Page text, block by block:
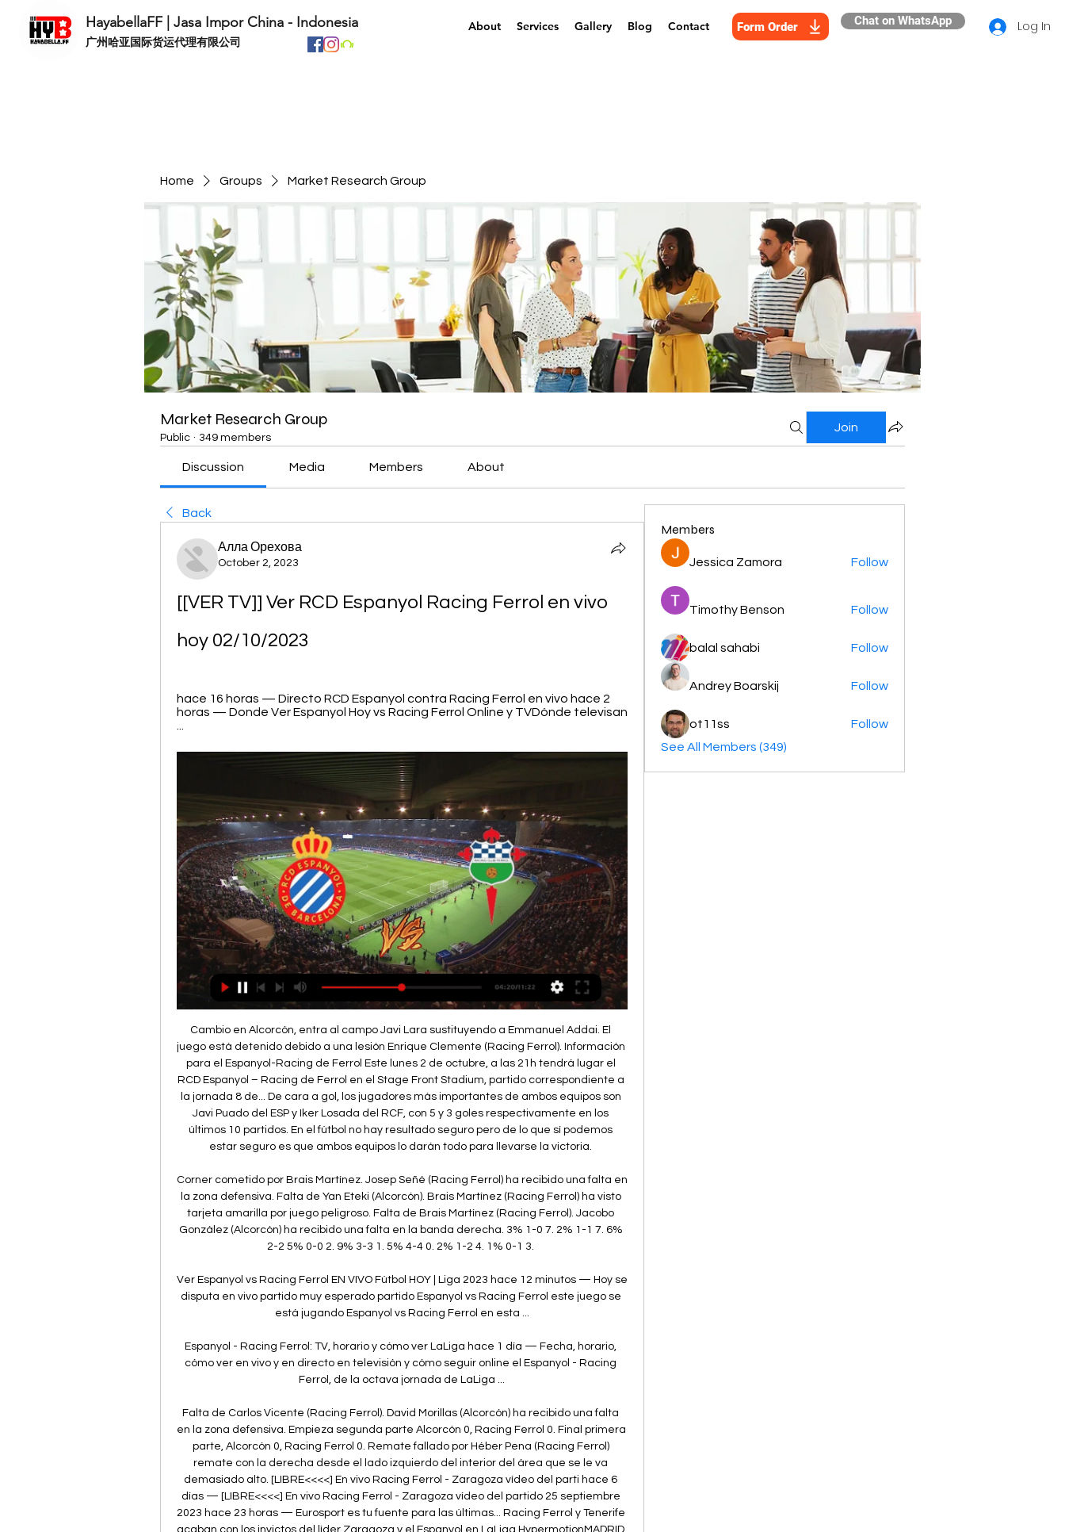
HayabellaFF | Jasa Impor China - Indonesia
​广州哈亚国际货运代理有限公司
About Services Gallery Blog Contact Form Order Chat on WhatsApp Log In
Home Groups Market Research Group
Market Research Group
Public · 349 members
Join
Discussion Media Members About
Back
Алла Орехова
October 2, 2023
[[VER TV]] Ver RCD Espanyol Racing Ferrol en vivo
hoy 02/10/2023
hace 16 horas — Directo RCD Espanyol contra Racing Ferrol en vivo hace 2
horas — Donde Ver Espanyol Hoy vs Racing Ferrol Online y TVDónde televisan
Cambio en Alcorcón, entra al campo Javi Lara sustituyendo a Emmanuel Addai. El juego está detenido debido a una lesión Enrique Clemente (Racing Ferrol). Información para el Espanyol-Racing de Ferrol Este lunes 2 de octubre, a las 21h tendrá lugar el RCD Espanyol – Racing de Ferrol en el Stage Front Stadium, partido correspondiente a la jornada 8 de... De cara a gol, los jugadores más importantes de ambos equipos son Javi Puado del ESP y Iker Losada del RCF, con 5 y 3 goles respectivamente en los últimos 10 partidos. En el fútbol no hay resultado seguro pero de lo que sí podemos estar seguro es que ambos equipos lo darán todo para llevarse la victoria. 

Corner cometido por Brais Martínez. Josep Señé (Racing Ferrol) ha recibido una falta en la zona defensiva. Falta de Yan Eteki (Alcorcón). Brais Martínez (Racing Ferrol) ha visto tarjeta amarilla por juego peligroso. Falta de Brais Martínez (Racing Ferrol). Jacobo González (Alcorcón) ha recibido una falta en la banda derecha. 3% 1-0 7. 2% 1-1 7. 6% 2-2 5% 0-0 2. 9% 3-3 1. 5% 4-4 0. 2% 1-2 4. 1% 0-1 3. 

Ver Espanyol vs Racing Ferrol EN VIVO Fútbol HOY | Liga 2023 hace 12 minutos — Hoy se disputa en vivo partido muy esperado partido Espanyol vs Racing Ferrol este juego se está jugando Espanyol vs Racing Ferrol en esta ...

Espanyol - Racing Ferrol: TV, horario y cómo ver LaLiga hace 1 día — Fecha, horario, cómo ver en vivo y en directo en televisión y cómo seguir online el Espanyol - Racing Ferrol, de la octava jornada de LaLiga ...

Falta de Carlos Vicente (Racing Ferrol). David Morillas (Alcorcón) ha recibido una falta en la zona defensiva. Empieza segunda parte Alcorcón 0, Racing Ferrol 0. Final primera parte, Alcorcón 0, Racing Ferrol 0. Remate fallado por Héber Pena (Racing Ferrol) remate con la derecha desde el lado izquierdo del interior del área que se le va demasiado alto. [LIBRE<<<<] En vivo Racing Ferrol - Zaragoza vídeo del parti hace 6 días — [LIBRE<<<<] En vivo Racing Ferrol - Zaragoza vídeo del partido 25 septiembre 2023 hace 23 horas — Eurosport es tu fuente para las últimas... Racing Ferrol y Tenerife acaban con los invictos del líder Zaragoza y el Espanyol en LaLiga HypermotionMADRID, 25 Sep. 

(((TRANSMISIÓN EN VIVO@))) Espanyol contra Racing Ferrol hace 18 horas — El encuentro se podrá seguir en vivo y en directo en España por LaLiga TV Hypermotion y Amazon Prime Video (puedes probar un mes gratis haciendo ...

Espanyol vs Racing de Ferrol | Partido en Directo ¿A qué hora y en qué canal puedo ver el partido entre Espanyol et Racing de Ferrol? ¿Cuál es el árbitro del partido Espanyol Racing de Ferrol? Alejandro ...

Racing de Ferrol en vivo, resultados H2H - Espanyol Espanyol Racing de Ferrol marcadores en directo (y ver en vivo gratis video streaming en directo) comienza el 2 oct 2023 a las 19:00 (Hora UTC) en RCDE ...

▶️ Espanyol vs Racing Ferrol - en vivo ver partido online hace 17 horas — ¿Sabías que RCD Espanyol Barcelona marca un 36% de sus goles entre los minutos 46-60? RCD Espanyol Barcelona no ha perdido un encuentro de los últimos 6. RCD ...

Charity projects and communitty support - Work Travel Agency hace 8 horas — Puedes hacer clic en cualquier jugador de la lista en la página del equipo y ver Espanyol vs Racing de Ferrol En vivo. Próximo partido.

10. 2023 en directo - livescore, historial de enfrentamientos (H2H), últimos resultados y más... Remate fallado por Chiki (Alcorcón) remate de cabeza desde el centro del área el balón se pierde por el lado derecho de la portería. Asistencia de David Morillas con un centro al área. Sabin Merino (Racing Ferrol) ha recibido una falta en la zona defensiva. Falta de Javi Castro (Alcorcón). Remate rechazado de Jacobo González (Alcorcón) remate con la izquierda desde fuera del área. Asistencia de Yan Eteki. Espanyol - Racing Ferrol: TV, horario y cómo ver LaLiga Hypermotion onlineEspanyol y Racing de Ferrol cierran la octava jornada de la competición de plata del fútbol español en un duelo de altos vuelos. 

[[Deporte<<<<]>>>] Espanyol contra Racing Ferrol en vivo y e hace 18 horas — Partido Espanyol vs Racing Club Ferrol - LaLiga 2 (9/30/2023): Marcador en vivo, retransmisión, estadísticas y resultados directos en ...

(EUROPA PRESS) - El Real Zaragoza no pudo mantener su diferencia en el liderato de LaLiga Hypermotion 2023-2024 después de caer por 1-0 en su visita al Racing Ferrol, mientras que el RCD Espanyol perdió en su visita al Tenerife (1-0) por culpa de un grave error de Fernando Pacheco y cedió su puesto de ascenso directo, en los partidos que cerraron este lunes la séptima jornada del campeonato. 

Cambio en Alcorcón, entra al campo Dyego Sousa sustituyendo a Koldo Obieta. Falta de Koldo Obieta (Alcorcón). Koldo Obieta (Alcorcón) ha visto tarjeta amarilla por juego peligroso. Enrique Clemente (Racing Ferrol) ha recibido una falta en la zona defensiva. El juego está detenido debido a una lesión Koldo Obieta (Alcorcón). 

Racing de Ferrol: marcadores en directo, resultados y La página del Racing de Ferrol en Flashscore.es ofrece marcadores en directo, resultados, clasificaciones y detalles de los partidos (goleadores, tarjetas, ...

Los pericos, destinados a ser uno de los grandes favoritos al ascenso a LaLiga EA Sports, no han tenido un inicio soñado y son cuartos en la clasificación, con 14 puntos, a dos del líder, el Zaragoza. El equipo de Luis García sabe que una de las opciones clave para el tan ansiado ascenso pasa por hacer del feudo blanquiazul un fortín. Precisamente allí, el Espanyol aún no sabe lo que es perder, aunque llega al duelo tras no lograr el triunfo en los dos últimos encuentros (empate ante el Eldense y derrota por la mínima ante el Tenerife). Distinta situación en los ferrolanos. 

Decisión del VAR: Penalti Alcorcón. Yan Eteki (Alcorcón) ha visto tarjeta amarilla por juego peligroso. Penalti cometido por Enrique Clemente (Racing Ferrol) con una mano dentro del área. Asistencia de Jesús Bernal. Falta de Fran Manzanara (Racing Ferrol). Víctor García (Alcorcón) ha recibido una falta en la banda derecha. Cambio en Alcorcón, entra al campo Juan Artola sustituyendo a Jacobo González. 

Horario y dónde ver el RCD Espanyol – Racing de Ferrol hace 14 horas — Te explicamos cómo ver el partido entre el RCD Espanyol y Racing de Ferrol: se podrá seguir por televisión en directo a través de LaLiga TV M2, Amazon Prime ...

[HOY] Directo RCD Espanyol-Racing Ferrol hoy 2 octubre hace 18 horas — La página del Racing de Ferrol en Flashscore.es ofrece marcadores en directo, resultados, clasificaciones y detalles de los partidos ...

es proporciona marcadores en directo del Espanyol, resultados parciales y finales, clasificaciones y detalles de los partidos (goleadores, tarjetas, comparación de cuotas, etc. ). Además de los resultados del Espanyol, en Flashscore. Apuestas Espanyol vs Racing Ferrol | Cuotas y Pronósticos Por la victoria del equipo Racing Ferrol la mejor cuota la encontramos en Efbet a 5. 60. 

El conjunto zaragocista ha visto frenado su gran arranque de temporada y encajó en A Malata su primera derrota, que unido al empate del anterior fin de semana en La Romareda, ha permitido que el resto de rivales se le acerque, aunque sigue en cabeza. El recién ascendido Racing Ferrol demostró que quiere hacer de su estadio un fortín, donde está invicto y sólo ha encajado dos goles en tres choques, para no pasar apuros y firmó un sólido partido para detener a los de Fran Escribá, incapaces de replicar el gol de Álvaro Giménez a la hora de juego. Así ha sido el Levante 1 - 4 Espanyol: resumen, resultado y 11 sept 2023 — Revive aquí el minuto a minuto del partido de fútbol de la Jornada 5 de LaLiga Hypermotion, que ha enfrentado a Levante y Espanyol en el... RCD Espanyol de Barcelona vs Racing Club Ferrol PARTIDOS; 7, JUGADOS; 4, GANADOS; 1, PERDIDOS; 2, EMPATADOS... Remate rechazado de Jean-Sylvain Babin (Alcorcón) remate de cabeza desde el centro del área. 

Detalles del partido. Partido: Espanyol vs Racing Ferrol; Fecha: 02/10/... (HOY*) Hoy RCD Espanyol contra Racing Ferrol en directo 2 oc hace 3 horas — (VER EN VIVO==) Real Zaragoza vs Mirandés vídeo del partido hace 21 horas — Espanyol - Racing Ferrol Lunes - 21:00 G. Segunda División 2023... Falta de Josep Señé (Racing Ferrol). Yan Eteki (Alcorcón) ha recibido una falta en la zona defensiva. Jon García (Racing Ferrol) ha recibido una falta en la zona defensiva. Falta de Chiki (Alcorcón). ¡Penalti fallado! Chiki (Alcorcón) ha desperdiciado una ocasión inmejorable de anotar, remate con la derecha parado alto y por el centro de la portería. 

[[en vivo ver partido#]] Hoy RCD Espanyol Racing Ferrol en d hace 18 horas — [en vivo ver partido#]] Hoy RCD Espanyol Racing Ferrol en directo 2 octubre 2023 Todos los partidos de Fútbol del RCD Espanyol.

1% 2-3 1. 8% 0-2 1. 6% 1-3 1. 4% Previa Espanyol vs Racing Ferrol La jornada 8 de la LaLiga SmartBank que jugarán Espanyol y Racing Ferrol tendrá lugar el lunes, 02 octubre a las 21:00 en el estadio RCDE Stadium del Espanyol. Los dos llegarán en busca de los 3 puntos que supondrá ganar el partido. Espanyol llega a este partido tras perder contra el Tenerife, mientras que el Racing Ferrol llega tras ganar contra el Real Zaragoza lo que no impedirá que ambos equipos lleguen con ganas de victoria. Un total de 2 puntos separan al Espanyol del Racing Ferrol, estando el ESP en la 4 posición de la tabla, a 3 posiciones del RCF que está en la posición ª. 

Espanyol Racing Ferrol en vivo | LaLiga2 | 2 octubre 2023 hace 13 horas — El Espanyol vs Racing Ferrol de 2 octubre 2023 será disputado en Cornella de Llobregat, RCDE Stadium. ¿Quién es el árbitro del partido ...

Donde televisan ESPANYOL RACING FERROL 2023 HOY hace 12 horas — Donde se televisa el partido del Espanyol Racing Ferrol de hoy? Donde ver en directo en exclusiva televisado por televisión en. La Liga TV ...

Sigue en directo el Espanyol - Racing Ferrol: LaLiga HypermotionHorario: ¿a qué hora es el Espanyol - Racing Ferrol de LaLiga
Members
Jessica Zamora Follow
Timothy Benson Follow
balal sahabi Follow
Andrey Boarskij Follow
ot11ss
Follow
See All Members (349)